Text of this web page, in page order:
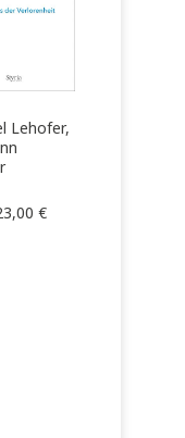
Lehofer,
€